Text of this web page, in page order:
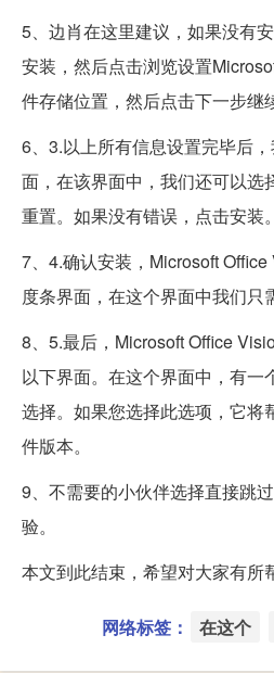
5、边肖在这里建议，如果没有
安装，然后点击浏览设置
件存储位置，然后点击下一步继
6、3.以上所有信息设置完毕后
面，在该界面中，我们还可以选
重置。如果没有错误，点击安装。
7、4.确认安装，Microsoft
度条界面，在这个界面中我们只
8、5.最后，Microsoft Office
以下界面。在这个界面中，有一
选择。如果您选择此选项，它将
件版本。
9、不需要的小伙伴选择直接跳
验。
本文到此结束，希望对大家有所
网络标签： 在这个